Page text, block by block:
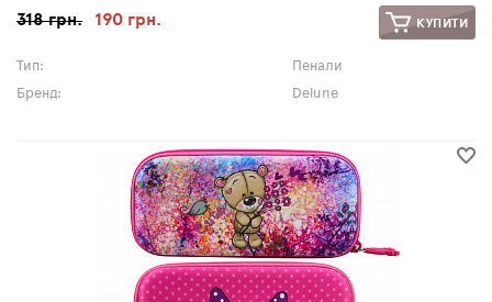
318 грн. 190 грн. КУПИТИ
Тип:
Пенали
Бренд:
Delune